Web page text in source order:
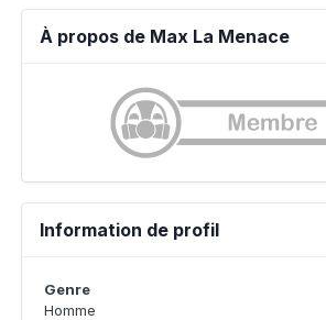
À propos de Max La Menace
Information de profil
Genre
Homme